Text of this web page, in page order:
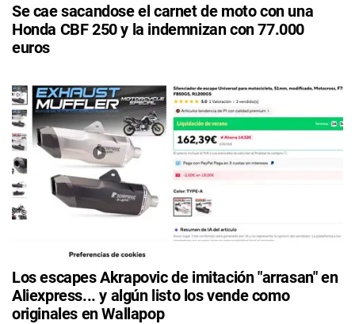
Se cae sacandose el carnet de moto con una
Honda CBF 250 y la indemnizan con 77.000
euros
Los escapes Akrapovic de imitación "arrasan" en
Aliexpress... y algún listo los vende como
originales en Wallapop